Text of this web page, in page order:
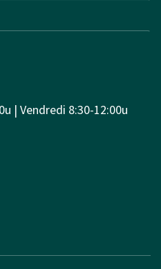
| Vendredi 8:30-12:00u